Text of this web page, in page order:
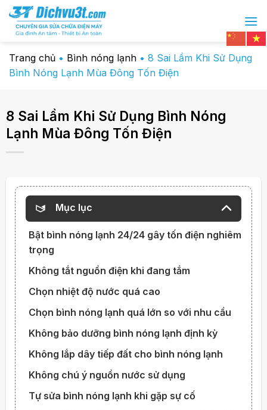
Chuyển
đến
dung
Trang chủ • Bình nóng lạnh • 8 Sai Lầm Khi Sử Dụng
Bình Nóng Lạnh Mùa Đông Tốn Điện
8 Sai Lầm Khi Sử Dụng Bình Nóng
Lạnh Mùa Đông Tốn Điện
Mục lục
Bật bình nóng lạnh 24/24 gây tốn điện nghiêm
trọng
Không tắt nguồn điện khi đang tắm
Chọn nhiệt độ nước quá cao
Chọn bình nóng lạnh quá lớn so với nhu cầu
Không bảo dưỡng bình nóng lạnh định kỳ
Không lắp dây tiếp đất cho bình nóng lạnh
Không chú ý nguồn nước sử dụng
Tự sửa bình nóng lạnh khi gặp sự cố